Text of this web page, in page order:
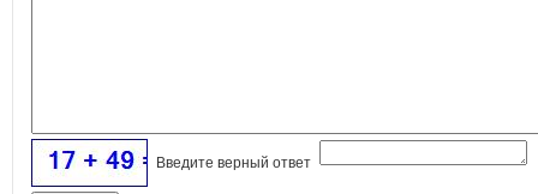
Введите верный ответ